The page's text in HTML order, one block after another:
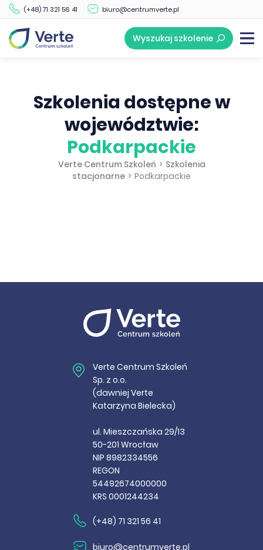
(+48) 71 321 56 41 biuro@centrumverte.pl
Wyszukaj szkolenie
Szkolenia dostępne w
województwie:
Podkarpackie
Verte Centrum Szkoleń > Szkolenia
stacjonarne > Podkarpackie
Verte Centrum Szkoleń
Sp. z o.o.
(dawniej Verte
Katarzyna Bielecka)
ul. Mieszczańska 29/13
50-201 Wrocław
NIP 8982334556
REGON
54492674000000
KRS 0001244234
(+48) 71 321 56 41
biuro@centrumverte.pl